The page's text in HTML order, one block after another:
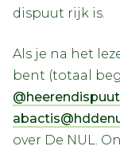
dispuut rijk is.
Als je na het
bent (totaal
over De NUL.